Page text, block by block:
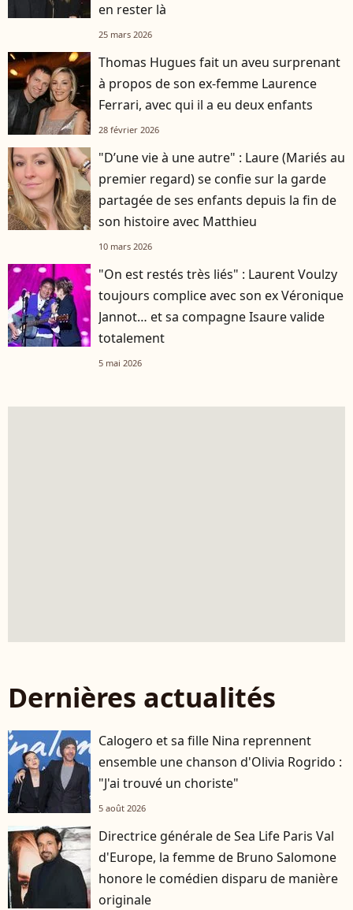
en rester là
25 mars 2026
Thomas Hugues fait un aveu surprenant
à propos de son ex-femme Laurence
Ferrari, avec qui il a eu deux enfants
28 février 2026
"D’une vie à une autre" : Laure (Mariés au
premier regard) se confie sur la garde
partagée de ses enfants depuis la fin de
son histoire avec Matthieu
10 mars 2026
"On est restés très liés" : Laurent Voulzy
toujours complice avec son ex Véronique
Jannot… et sa compagne Isaure valide
totalement
5 mai 2026
Dernières actualités
Calogero et sa fille Nina reprennent
ensemble une chanson d'Olivia Rogrido :
"J'ai trouvé un choriste"
5 août 2026
Directrice générale de Sea Life Paris Val
d'Europe, la femme de Bruno Salomone
honore le comédien disparu de manière
originale